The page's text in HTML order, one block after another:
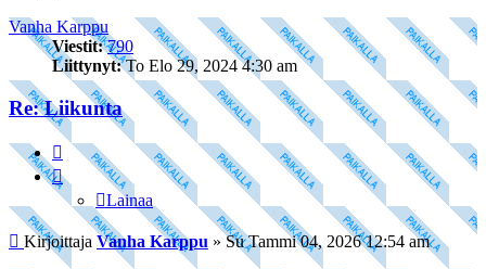
Vanha Karppu
Viestit: 790
Liittynyt:To Elo 29, 2024 4:30 am
Re: Liikunta
Lainaa
Lainaa
Viesti
Kirjoittaja Vanha Karppu » Su Tammi 04, 2026 12:54 am